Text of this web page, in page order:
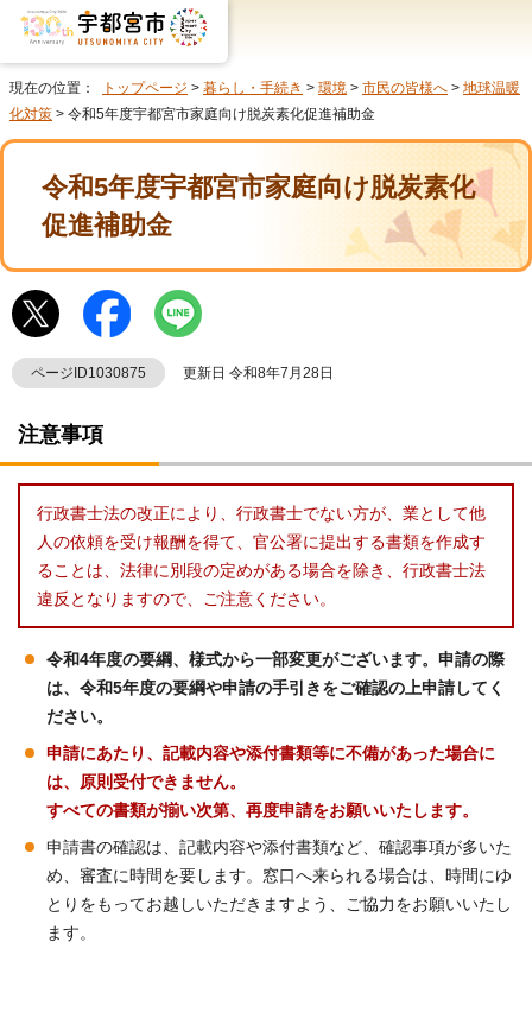
現在の位置： トップページ > 暮らし・手続き > 環境 > 市民の皆様へ > 地球温暖
化対策 > 令和5年度宇都宮市家庭向け脱炭素化促進補助金
令和5年度宇都宮市家庭向け脱炭素化
促進補助金
ページID1030875 更新日 令和8年7月28日
注意事項
行政書士法の改正により、行政書士でない方が、業として他
人の依頼を受け報酬を得て、官公署に提出する書類を作成す
ることは、法律に別段の定めがある場合を除き、行政書士法
違反となりますので、ご注意ください。
令和4年度の要綱、様式から一部変更がございます。申請の際
は、令和5年度の要綱や申請の手引きをご確認の上申請してく
ださい。
申請にあたり、記載内容や添付書類等に不備があった場合に
は、原則受付できません。
すべての書類が揃い次第、再度申請をお願いいたします。
申請書の確認は、記載内容や添付書類など、確認事項が多いた
め、審査に時間を要します。窓口へ来られる場合は、時間にゆ
とりをもってお越しいただきますよう、ご協力をお願いいたし
ます。